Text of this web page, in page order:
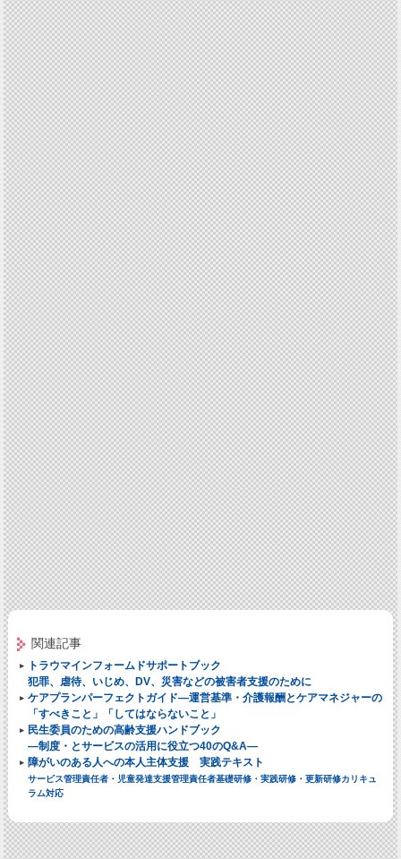
関連記事
トラウマインフォームドサポートブック
犯罪、虐待、いじめ、DV、災害などの被害者支援のために
ケアプランパーフェクトガイド―運営基準・介護報酬とケアマネジャーの
「すべきこと」「してはならないこと」
民生委員のための高齢支援ハンドブック
―制度・とサービスの活用に役立つ40のQ&A―
障がいのある人への本人主体支援 実践テキスト
サービス管理責任者・児童発達支援管理責任者基礎研修・実践研修・更新研修カリキュ
ラム対応